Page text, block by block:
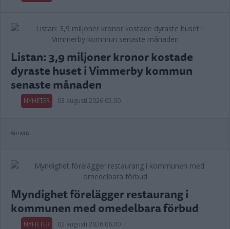
Listan: 3,9 miljoner kronor kostade
dyraste huset i Vimmerby kommun
senaste månaden
NYHETER 03 augusti 2026 05.00
Annons:
Myndighet förelägger restaurang i
kommunen med omedelbara förbud
NYHETER 02 augusti 2026 08.00